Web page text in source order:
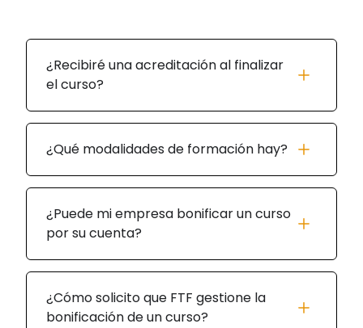
¿Recibiré una acreditación al finalizar
el curso?
¿Qué modalidades de formación hay?
¿Puede mi empresa bonificar un curso
por su cuenta?
¿Cómo solicito que FTF gestione la
bonificación de un curso?